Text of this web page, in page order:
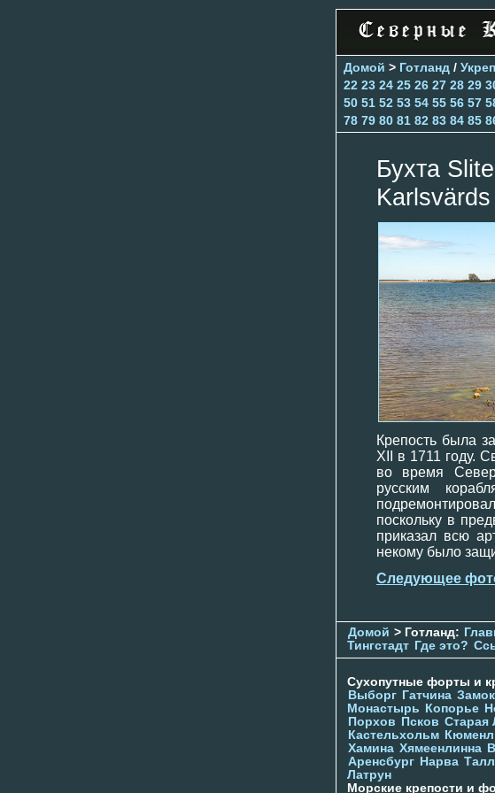
Домой > Готланд /
22 23 24 25 26 27 28 29
50 51 52 53 54 55 56 57
78 79 80 81 82 83 84 85
Бухта
Karlsvärds
Крепость была
XII в 1711 году.
во время
русским
поскольку в
приказал всю
некому было
Следующее
Домой > Готланд:
Тингстадт Где это?
Сухопутные форты и
Выборг Гатчина
Монастырь
Копорье
Порхов
Псков Старая
Кастельхольм
Хамина Хямеенлинна
Аренсбург Нарва
Латрун
Морские крепости и